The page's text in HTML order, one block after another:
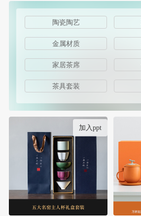
陶瓷陶艺
金属材质
家居茶席
茶具套装
加入ppt